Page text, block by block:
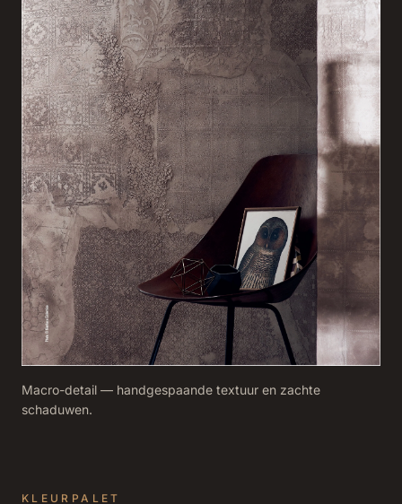
Macro-detail — handgespaande textuur en zachte
schaduwen.
KLEURPALET